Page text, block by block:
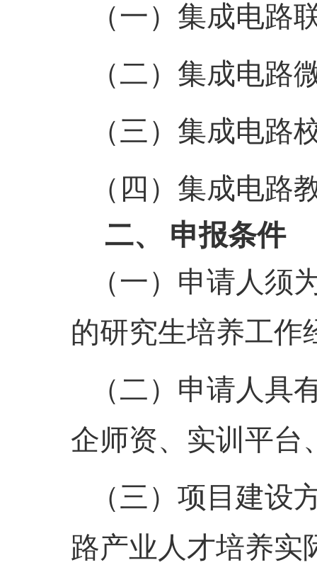
（一） 集成电路
（二） 集成电路
（三） 集成电路
（四） 集成电路
二、 申报条件
（一） 申请人须
的研究生培养工作
（二） 申请人具
企师资、 实训平台
（三） 项目建设
路产业人才培养实